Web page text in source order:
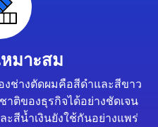
หมาะสม
ช่างตัดผมคือสีดำและสีขาว
าติของธุรกิจได้อย่างชัดเจน
สีน้ำเงินยังใช้กันอย่างแพร่